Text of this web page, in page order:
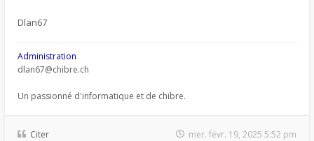
Dlan67
Administration
dlan67@chibre.ch
Un passionné d'informatique et de chibre.
Citer mer. févr. 19, 2025 5:52 pm